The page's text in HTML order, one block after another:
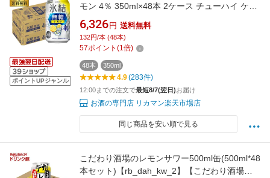
ポイントUPジャンル
モン 4％ 350ml×48本 2ケース チューハイ ケー
ス 詰め合わせ サワー 無糖レモン レモンサワー
KIRIN AIB
6,326 円 送料無料
132円/本 (48本)
57ポイント (1倍)
48本 350ml
4.9(283件)
12:00までの注文で最短8/7(翌日)お届け
お酒の専門店 リカマン楽天市場店
同じ商品を安い順で見る
こだわり酒場のレモンサワー500ml缶(500ml*48
本セット)【rb_dah_kw_2】【こだわり酒場の